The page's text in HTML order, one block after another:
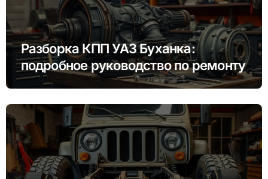
Разборка КПП УАЗ Буханка:
подробное руководство по ремонту